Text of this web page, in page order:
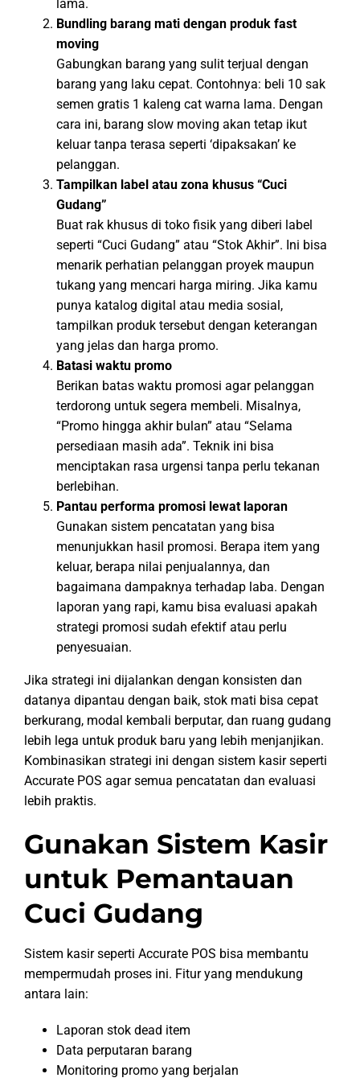
lama.
Bundling barang mati dengan produk fast
moving
Gabungkan barang yang sulit terjual dengan
barang yang laku cepat. Contohnya: beli 10 sak
semen gratis 1 kaleng cat warna lama. Dengan
cara ini, barang slow moving akan tetap ikut
keluar tanpa terasa seperti ‘dipaksakan’ ke
pelanggan.
Tampilkan label atau zona khusus “Cuci
Gudang”
Buat rak khusus di toko fisik yang diberi label
seperti “Cuci Gudang” atau “Stok Akhir”. Ini bisa
menarik perhatian pelanggan proyek maupun
tukang yang mencari harga miring. Jika kamu
punya katalog digital atau media sosial,
tampilkan produk tersebut dengan keterangan
yang jelas dan harga promo.
Batasi waktu promo
Berikan batas waktu promosi agar pelanggan
terdorong untuk segera membeli. Misalnya,
“Promo hingga akhir bulan” atau “Selama
persediaan masih ada”. Teknik ini bisa
menciptakan rasa urgensi tanpa perlu tekanan
berlebihan.
Pantau performa promosi lewat laporan
Gunakan sistem pencatatan yang bisa
menunjukkan hasil promosi. Berapa item yang
keluar, berapa nilai penjualannya, dan
bagaimana dampaknya terhadap laba. Dengan
laporan yang rapi, kamu bisa evaluasi apakah
strategi promosi sudah efektif atau perlu
penyesuaian.
Jika strategi ini dijalankan dengan konsisten dan
datanya dipantau dengan baik, stok mati bisa cepat
berkurang, modal kembali berputar, dan ruang gudang
lebih lega untuk produk baru yang lebih menjanjikan.
Kombinasikan strategi ini dengan sistem kasir seperti
Accurate POS agar semua pencatatan dan evaluasi
lebih praktis.
Gunakan Sistem Kasir
untuk Pemantauan
Cuci Gudang
Sistem kasir seperti Accurate POS bisa membantu
mempermudah proses ini. Fitur yang mendukung
antara lain:
Laporan stok dead item
Data perputaran barang
Monitoring promo yang berjalan